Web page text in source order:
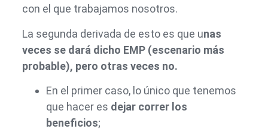
con el que trabajamos nosotros.
La segunda derivada de esto es que unas
veces se dará dicho EMP (escenario más
probable), pero otras veces no.
En el primer caso, lo único que tenemos
que hacer es dejar correr los
beneficios;